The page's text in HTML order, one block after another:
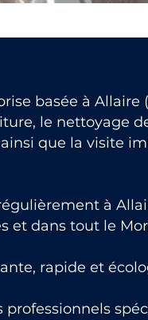
basée à Allaire
le nettoyage
que la visite
à
et dans tout le
rapide et
professionnels